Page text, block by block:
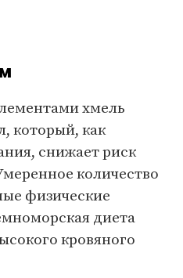
хмель
который, как
снижает риск
количество
физические
диета
кровяного